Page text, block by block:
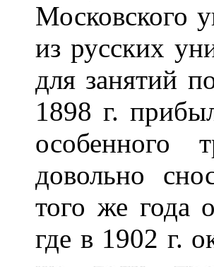
Московского
из русских
для занятий
1898 г.
особенного
довольно
того же года
где в 1902 г.